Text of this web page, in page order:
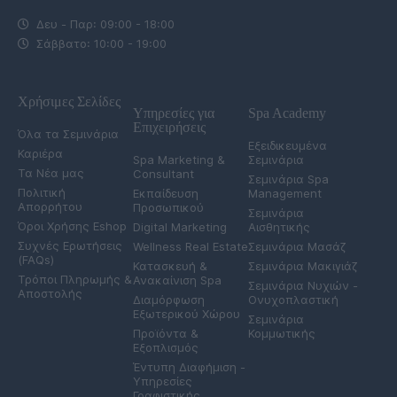
Δευ - Παρ: 09:00 - 18:00
Σάββατο: 10:00 - 19:00
Χρήσιμες Σελίδες
Όλα τα Σεμινάρια
Καριέρα
Τα Νέα μας
Πολιτική
Απορρήτου
Όροι Χρήσης Eshop
Συχνές Ερωτήσεις
(FAQs)
Τρόποι Πληρωμής &
Αποστολής
Υπηρεσίες για
Επιχειρήσεις
Spa Marketing &
Consultant
Εκπαίδευση
Προσωπικού
Digital Marketing
Wellness Real Estate
Κατασκευή &
Ανακαίνιση Spa
Διαμόρφωση
Εξωτερικού Χώρου
Προϊόντα &
Εξοπλισμός
Έντυπη Διαφήμιση -
Υπηρεσίες
Spa Academy
Εξειδικευμένα
Σεμινάρια
Σεμινάρια Spa
Management
Σεμινάρια
Αισθητικής
Σεμινάρια Μασάζ
Σεμινάρια Μακιγιάζ
Σεμινάρια Νυχιών -
Ονυχοπλαστική
Σεμινάρια
Κομμωτικής